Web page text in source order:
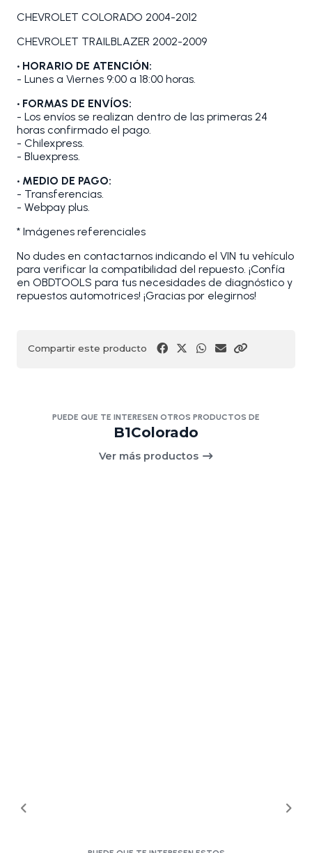
CHEVROLET COLORADO 2004-2012
CHEVROLET TRAILBLAZER 2002-2009
• HORARIO DE ATENCIÓN:
- Lunes a Viernes 9:00 a 18:00 horas.
• FORMAS DE ENVÍOS:
- Los envíos se realizan dentro de las primeras 24
horas confirmado el pago.
- Chilexpress.
- Bluexpress.
• MEDIO DE PAGO:
- Transferencias.
- Webpay plus.
* Imágenes referenciales
No dudes en contactarnos indicando el VIN tu vehículo
para verificar la compatibilidad del repuesto. ¡Confía
en OBDTOOLS para tus necesidades de diagnóstico y
repuestos automotrices! ¡Gracias por elegirnos!
Compartir este producto
PUEDE QUE TE INTERESEN OTROS PRODUCTOS DE
B1Colorado
Ver más productos